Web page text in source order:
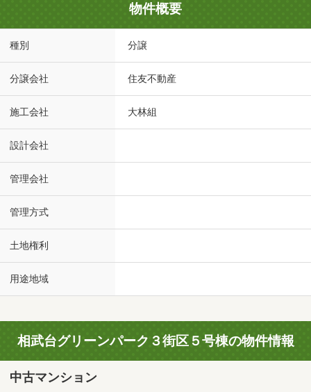
物件概要
種別 分譲
分譲会社 住友不動産
施工会社 大林組
設計会社
管理会社
管理方式
土地権利
用途地域
相武台グリーンパーク３街区５号棟の物件情報
中古マンション